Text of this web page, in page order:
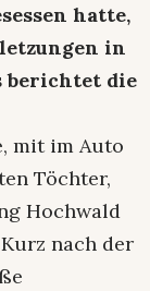
hatte,
in
berichtet die
mit im Auto
Töchter,
Hochwald
nach der